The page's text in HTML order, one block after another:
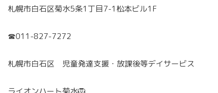
札幌市白石区菊水5条1丁目7-1松本ビル1F
☎011-827-7272
札幌市白石区 児童発達支援・放課後等デイサービス
ライオンハート菊水🦁